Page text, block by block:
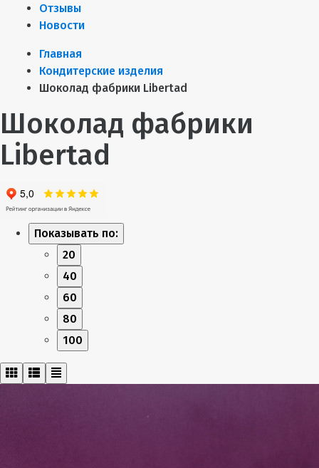
Отзывы
Новости
Главная
Кондитерские изделия
Шоколад фабрики Libertad
Шоколад фабрики
Libertad
Показывать по:
20
40
60
80
100